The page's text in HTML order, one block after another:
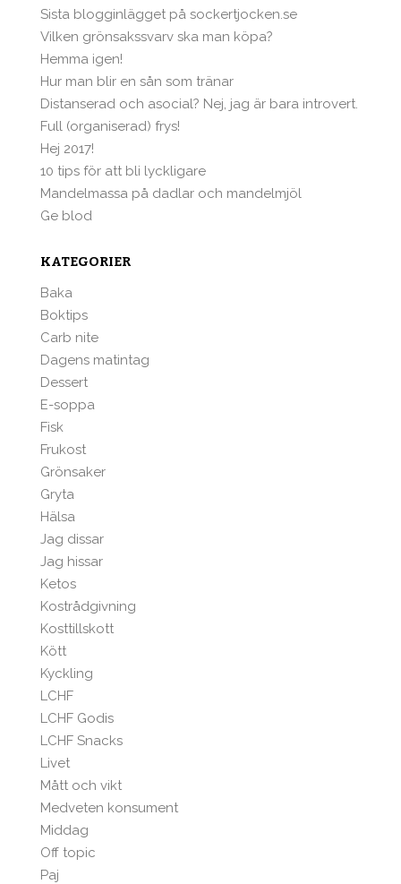
Sista blogginlägget på sockertjocken.se
Vilken grönsakssvarv ska man köpa?
Hemma igen!
Hur man blir en sån som tränar
Distanserad och asocial? Nej, jag är bara introvert.
Full (organiserad) frys!
Hej 2017!
10 tips för att bli lyckligare
Mandelmassa på dadlar och mandelmjöl
Ge blod
KATEGORIER
Baka
Boktips
Carb nite
Dagens matintag
Dessert
E-soppa
Fisk
Frukost
Grönsaker
Gryta
Hälsa
Jag dissar
Jag hissar
Ketos
Kostrådgivning
Kosttillskott
Kött
Kyckling
LCHF
LCHF Godis
LCHF Snacks
Livet
Mått och vikt
Medveten konsument
Middag
Off topic
Paj